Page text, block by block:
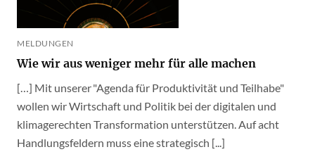
MELDUNGEN
Wie wir aus weniger mehr für alle machen
[…] Mit unserer "Agenda für Produktivität und Teilhabe"
wollen wir Wirtschaft und Politik bei der digitalen und
klimagerechten Transformation unterstützen. Auf acht
Handlungsfeldern muss eine strategisch [...]